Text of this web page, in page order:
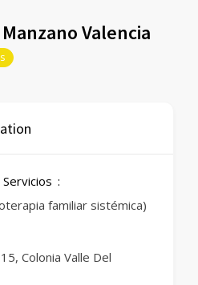
Valencia
familiar sistémica)
Colonia Valle Del